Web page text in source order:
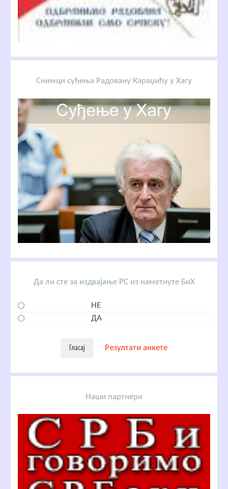
Снимци суђења Радовану Караџићу у Хагу
Да ли сте за издвајање РС из наметнуте БиХ
НЕ
ДА
Резултати анкете
Наши партнери